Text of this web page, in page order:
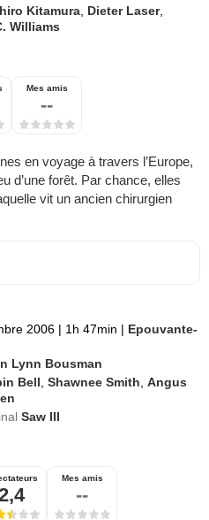
Kitamura Dieter Laser,
Williams
Mes amis
--
en voyage à travers l’Europe,
d’une forêt. Par chance, elles
vit un ancien chirurgien
2006 | 1h 47min | Epouvante-
Lynn Bousman
Bell ,Shawnee Smith ,Angus
Saw III
Mes amis
--